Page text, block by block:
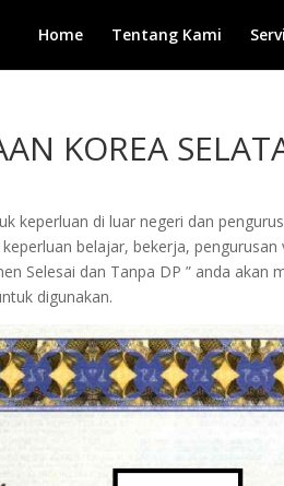
Home Tentang Kami
KOREA
keperluan di luar negeri dan
belajar, bekerja, pengurusan
Selesai dan Tanpa DP ” anda akan
digunakan.